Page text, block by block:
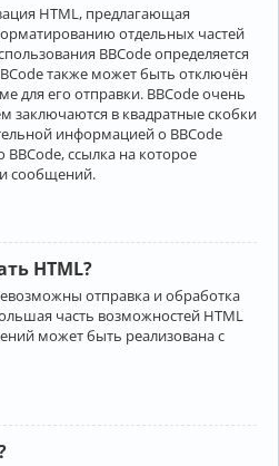
HTML, предлагающая
отдельных частей
BBCode определяется
также может быть отключён
для его отправки. BBCode очень
заключаются в квадратные скобки
информацией о BBCode
BBCode, ссылка на которое
сообщений.
HTML?
отправка и обработка
часть возможностей HTML
может быть реализована с